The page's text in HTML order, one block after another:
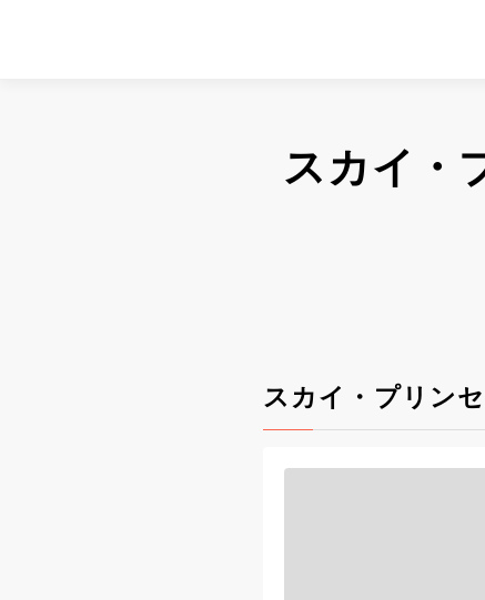
スカイ・
スカイ・プリン